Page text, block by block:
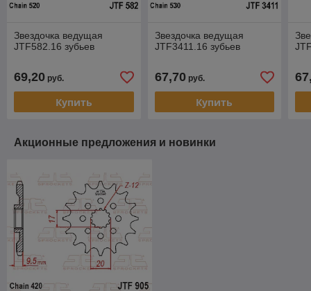
Звездочка ведущая
JTF582.16 зубьев
69,20 руб.
Купить
Звездочка ведущая
JTF3411.16 зубьев
67,70руб.
Купить
Акционные предложения и новинки